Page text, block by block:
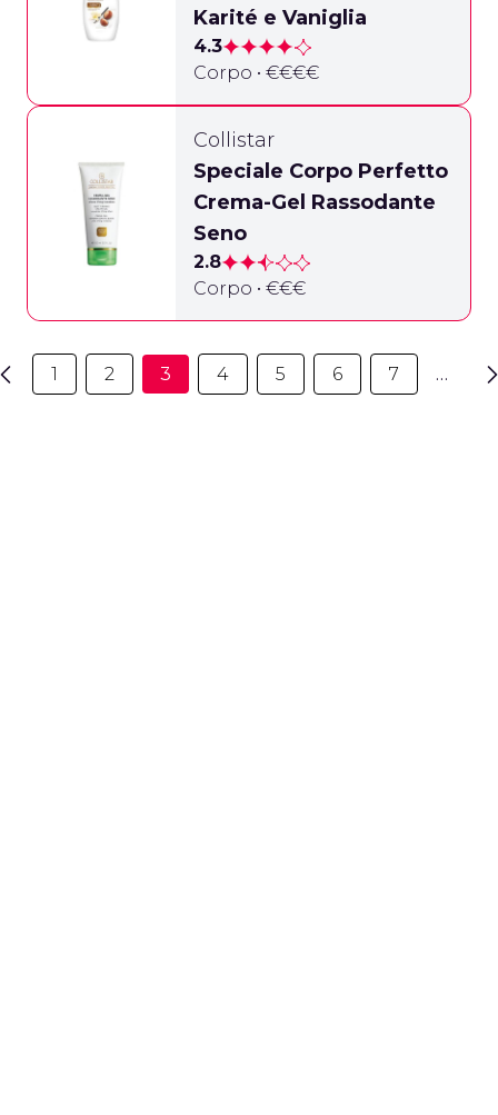
Karité e Vaniglia
4.3
Corpo • €€€€
Collistar
Speciale Corpo Perfetto
Crema-Gel Rassodante
Seno
2.8
Corpo • €€€
1 2 3 4 5 6 7 …